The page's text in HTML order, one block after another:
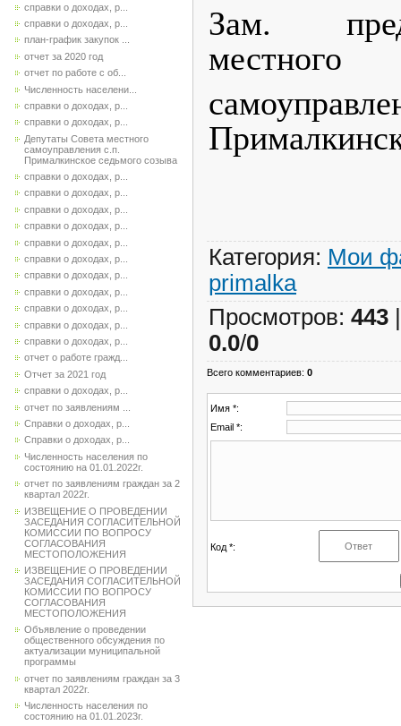
справки о доходах, р...
справки о доходах, р...
план-график закупок ...
отчет за 2020 год
отчет по работе с об...
Численность населени...
справки о доходах, р...
справки о доходах, р...
Депутаты Совета местного
самоуправления с.п.
Прималкинское седьмого созыва
справки о доходах, р...
справки о доходах, р...
справки о доходах, р...
справки о доходах, р...
справки о доходах, р...
справки о доходах, р...
справки о доходах, р...
справки о доходах, р...
справки о доходах, р...
справки о доходах, р...
справки о доходах, р...
отчет о работе гражд...
Отчет за 2021 год
справки о доходах, р...
отчет по заявлениям ...
Справки о доходах, р...
Справки о доходах, р...
Численность населения по
состоянию на 01.01.2022г.
отчет по заявлениям граждан за 2
квартал 2022г.
ИЗВЕЩЕНИЕ О ПРОВЕДЕНИИ
ЗАСЕДАНИЯ СОГЛАСИТЕЛЬНОЙ
КОМИССИИ ПО ВОПРОСУ
СОГЛАСОВАНИЯ
МЕСТОПОЛОЖЕНИЯ
ИЗВЕЩЕНИЕ О ПРОВЕДЕНИИ
ЗАСЕДАНИЯ СОГЛАСИТЕЛЬНОЙ
КОМИССИИ ПО ВОПРОСУ
СОГЛАСОВАНИЯ
МЕСТОПОЛОЖЕНИЯ
Объявление о проведении
общественного обсуждения по
актуализации муниципальной
программы
отчет по заявлениям граждан за 3
квартал 2022г.
Численность населения по
состоянию на 01.01.2023г.
Зам.
местного
Категория: Мои
primalka
Просмотров: 443
0.0/0
Всего комментариев: 0
Имя *:
Email *:
Код *: